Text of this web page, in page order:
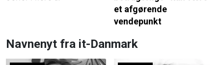
et afgørende
vendepunkt
Navnenyt fra it-Danmark